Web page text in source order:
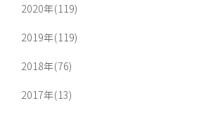
2020年(119)
2019年(119)
2018年(76)
2017年(13)